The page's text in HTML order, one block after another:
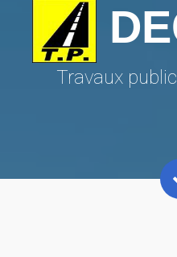
Travaux